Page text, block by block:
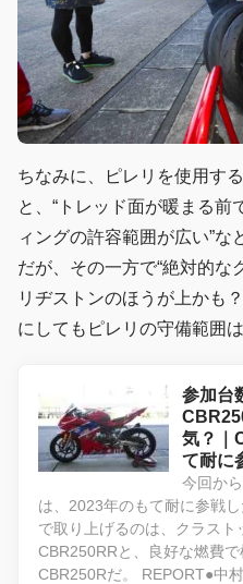
ちなみに、ピレリを使用す
と、“トレッド面が暖まる前
ィングの許容範囲が広い”
だが、その一方で“絶対的な
リヂストンのほうが上かも
にしてもピレリの守備範囲
参加台
気？｜
て耐に
今回か
は、2023年のもて耐に参戦
で取り上げるのは、クラスト
CBR250RRと、良好な燃費
CBR250Rだ。 REPORT●中